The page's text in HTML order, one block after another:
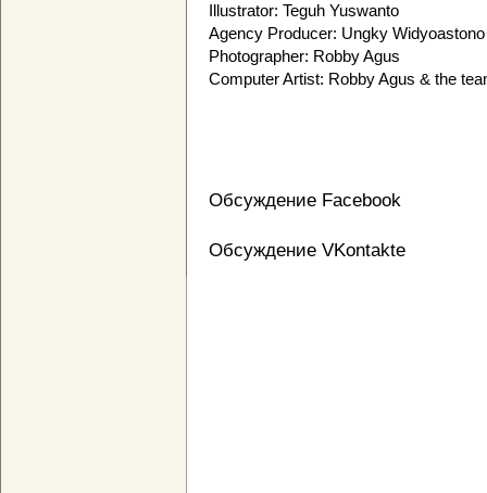
Illustrator: Teguh Yuswanto
Agency Producer: Ungky Widyoastono
Photographer: Robby Agus
Computer Artist: Robby Agus & the
Обсуждение Facebook
Обсуждение VKontakte